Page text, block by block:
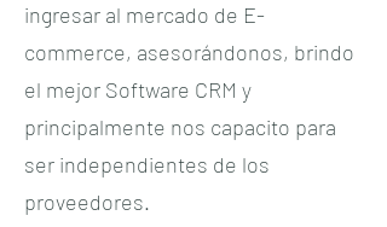
ingresar al mercado de E-
commerce, asesorándonos, brindo
el mejor Software CRM y
principalmente nos capacito para
ser independientes de los
proveedores.